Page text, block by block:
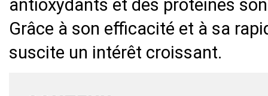
antioxydants et des protéines
Grâce à son efficacité et à sa
suscite un intérêt croissant.